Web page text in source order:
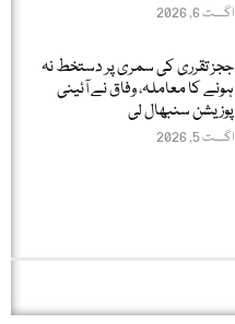
اگست 6, 2026
ججز تقرری کی سمری پر دستخط نہ
ہونے کا معاملہ، وفاق نے آئینی
پوزیشن سنبھال لی
اگست 5, 2026